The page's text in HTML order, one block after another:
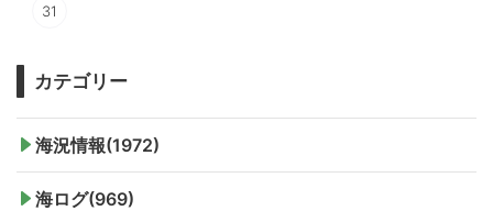
31
カテゴリー
海況情報(1972)
海ログ(969)